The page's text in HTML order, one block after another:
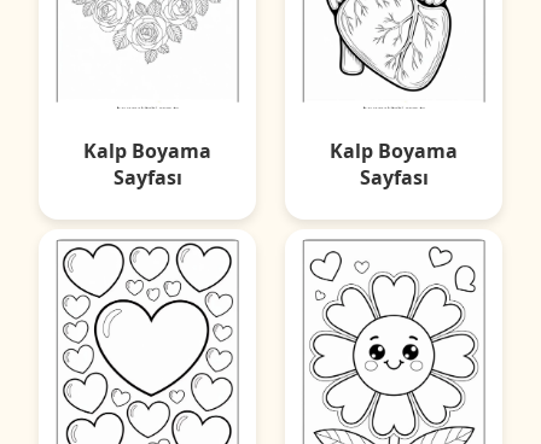
Kalp Boyama
Sayfası
Kalp Boyama
Sayfası